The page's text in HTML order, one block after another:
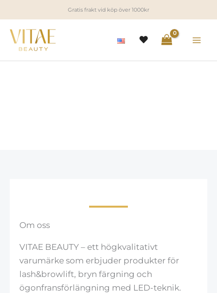
till
innehåll
Gratis frakt vid köp över 1000kr
Om oss
VITAE BEAUTY – ett högkvalitativt
varumärke som erbjuder produkter för
lash&browlift, bryn färgning och
ögonfransförlängning med LED-teknik.